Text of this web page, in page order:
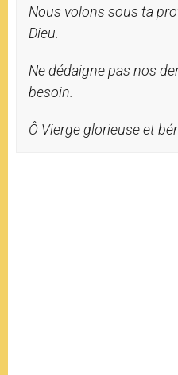
Nous volons sous ta
Dieu.
Ne dédaigne pas nos
besoin.
Ô Vierge glorieuse et